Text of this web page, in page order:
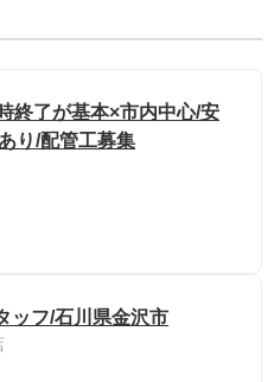
終了が基本×市内中心/安
り/配管工募集
ッフ/石川県金沢市